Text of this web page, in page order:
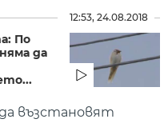
По
да
12:53, 24.08.2018
възстановят